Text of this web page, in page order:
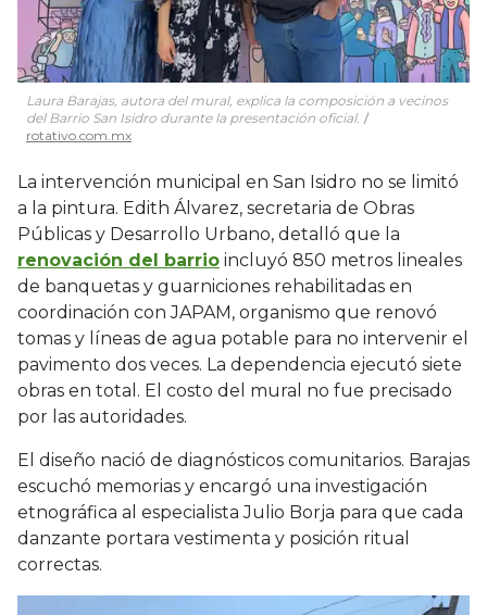
Laura Barajas, autora del mural, explica la composición a vecinos
del Barrio San Isidro durante la presentación oficial.
rotativo.com.mx
La intervención municipal en San Isidro no se limitó
a la pintura. Edith Álvarez, secretaria de Obras
Públicas y Desarrollo Urbano, detalló que la
renovación del barrio incluyó 850 metros lineales
de banquetas y guarniciones rehabilitadas en
coordinación con JAPAM, organismo que renovó
tomas y líneas de agua potable para no intervenir el
pavimento dos veces. La dependencia ejecutó siete
obras en total. El costo del mural no fue precisado
por las autoridades.
El diseño nació de diagnósticos comunitarios. Barajas
escuchó memorias y encargó una investigación
etnográfica al especialista Julio Borja para que cada
danzante portara vestimenta y posición ritual
correctas.